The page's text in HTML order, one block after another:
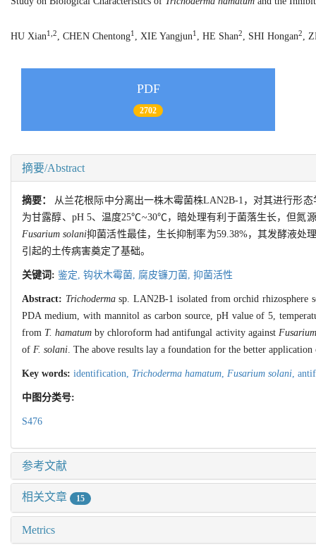
HU Xian1,2 , CHEN Chentong1 , XIE Yangjun1 , HE Shan2 , SHI Hongan2 ,
PDF
2702
摘要/Abstract
摘要： 从兰花根际中分离出一株木霉菌株LAN2B-1，对其进行形
为甘露醇、pH 5、温度25℃~30℃，暗处理有利于菌落生长，但氮
Fusarium solani抑菌活性最佳，生长抑制率为59.38%，其发酵液处
引起的土传病害奠定了基础。
关键词: 鉴定, 钩状木霉菌, 腐皮镰刀菌, 抑菌活性
Abstract: Trichodermasp. LAN2B-1 isolated from orchid rhizosphere
PDA medium, with mannitol as carbon source, pH value of 5,
from T. hamatum by chloroform had antifungal activity against
of F. solani. The above results lay a foundation for the better
Key words: identification, Trichoderma hamatum, Fusarium solani,
中图分类号:
S476
参考文献
相关文章 15
Metrics